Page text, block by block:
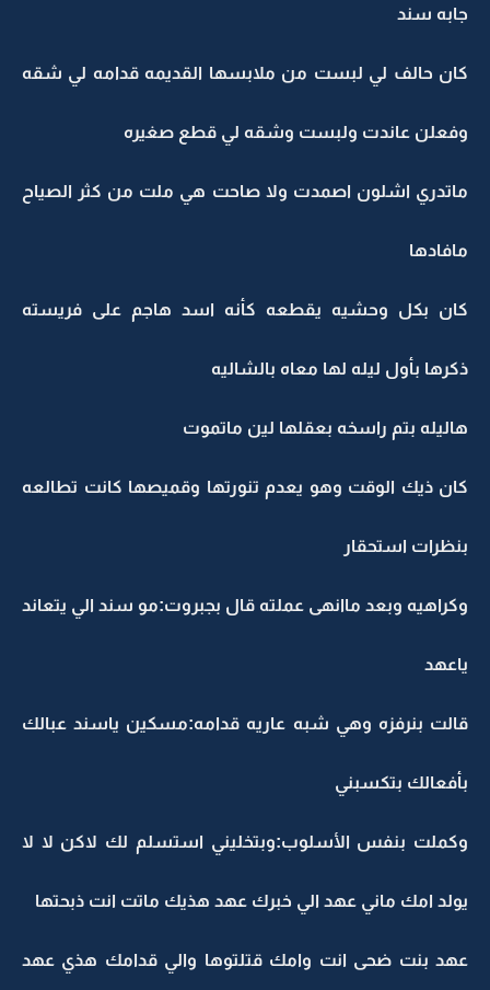
جابه سند
كان حالف لي لبست من ملابسها القديمه قدامه لي شقه
وفعلن عاندت ولبست وشقه لي قطع صغيره
ماتدري اشلون اصمدت ولا صاحت هي ملت من كثر الصياح
مافادها
كان بكل وحشيه يقطعه كأنه اسد هاجم على فريسته
ذكرها بأول ليله لها معاه بالشاليه
هاليله بتم راسخه بعقلها لين ماتموت
كان ذيك الوقت وهو يعدم تنورتها وقميصها كانت تطالعه
بنظرات استحقار
وكراهيه وبعد ماانهى عملته قال بجبروت:مو سند الي يتعاند
ياعهد
قالت بنرفزه وهي شبه عاريه قدامه:مسكين ياسند عبالك
بأفعالك بتكسبني
وكملت بنفس الأسلوب:وبتخليني استسلم لك لاكن لا لا
يولد امك ماني عهد الي خبرك عهد هذيك ماتت انت ذبحتها
عهد بنت ضحى انت وامك قتلتوها والي قدامك هذي عهد